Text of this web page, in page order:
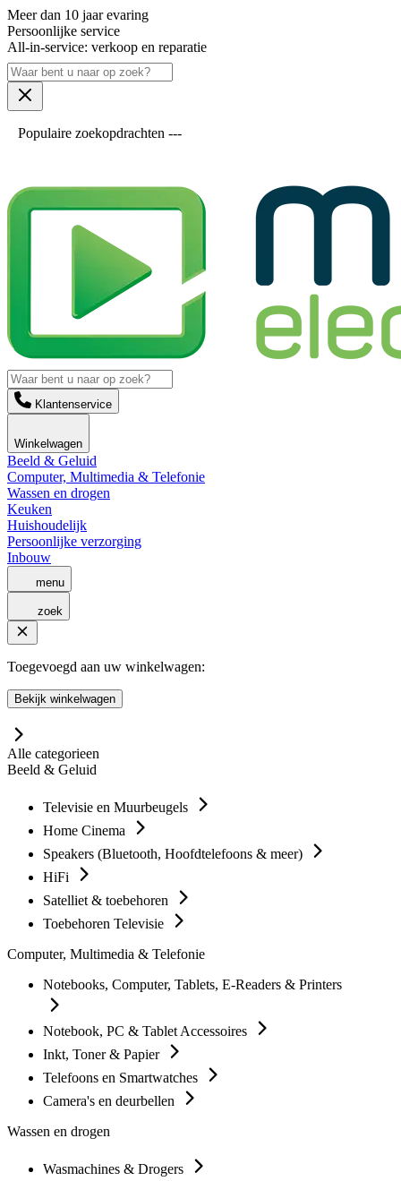
Meer dan 10 jaar evaring
Persoonlijke service
All-in-service: verkoop en reparatie
Populaire zoekopdrachten ---
Klantenservice
Winkelwagen
Beeld & Geluid
Computer, Multimedia & Telefonie
Wassen en drogen
Keuken
Huishoudelijk
Persoonlijke verzorging
Inbouw
menu
zoek
Toegevoegd aan uw winkelwagen:
Bekijk winkelwagen
Alle categorieen
Beeld & Geluid
Televisie en Muurbeugels
Home Cinema
Speakers (Bluetooth, Hoofdtelefoons & meer)
HiFi
Satelliet & toebehoren
Toebehoren Televisie
Computer, Multimedia & Telefonie
Notebooks, Computer, Tablets, E-Readers & Printers
Notebook, PC & Tablet Accessoires
Inkt, Toner & Papier
Telefoons en Smartwatches
Camera's en deurbellen
Wassen en drogen
Wasmachines & Drogers